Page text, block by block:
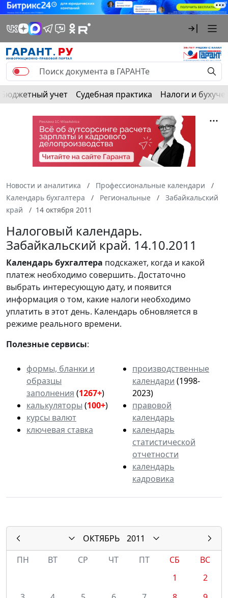
Бюджетный учет Судебная практика Налоги и
Новости и аналитика
Профессиональные календари
Календарь бухгалтера
Региональные
Забайкальский
край
14 октября 2011
Налоговый календарь.
Забайкальский край. 14.10.2011
Календарьбухгалтера подскажет, когда и какой
платеж необходимо совершить. Достаточно
выбрать интересующую дату, и появится
информация о том, какие налоги необходимо
уплатить в этот день. Календарь обновляется в
режиме реального времени.
Полезные сервисы:
формы, бланки и
образцы
заполнения (1267+)
калькуляторы (100+)
курсы валют
ключевая ставка
производственные
календари (1998-
2023)
правовой
календарь
календарь
статистической
отчетности
календарь
кадровика
ОКТЯБРЬ
2011
ПН
ВТ СР ЧТ ПТ СБ
ВС
1
2